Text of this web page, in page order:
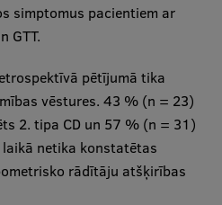
accessibility
Goals
simptomus pacientiem ar
GTT.
pētījumā tika
vēstures. 43 % (n = 23)
2. tipa CD un 57 % (n = 31)
laikā netika konstatētas
rādītāju atšķirības